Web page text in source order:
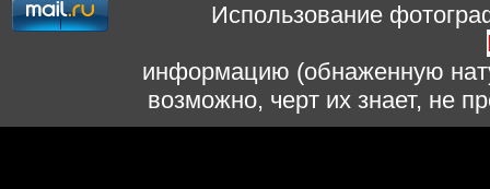
Использование
информацию (обнаженную
возможно, черт их знает, не